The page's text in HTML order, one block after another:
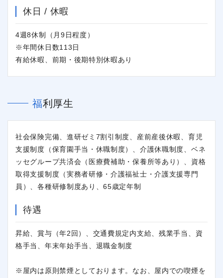
休日 / 休暇
4週8休制（月9日程度）
※年間休日数113日
有給休暇、前期・後期特別休暇あり
福利厚生
社会保険完備、進研ゼミ7割引制度、産前産後休暇、育児
支援制度（保育園手当・休職制度）、介護休職制度、ベネ
ッセグループ共済会（医療費補助・保養所等あり）、資格
取得支援制度（実務者研修・介護福祉士・介護支援専門
員）、各種研修制度あり、65歳定年制
待遇
昇給、賞与（年2回）、交通費規定内支給、残業手当、資
格手当、年末年始手当、退職金制度
※屋内は原則禁煙としております。なお、屋内での喫煙を